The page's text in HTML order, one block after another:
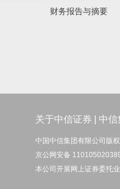
财务报告与摘要
关于中信证券 中信
中国中信集团有限公司版
京公网安备
本公司开展网上证券委托